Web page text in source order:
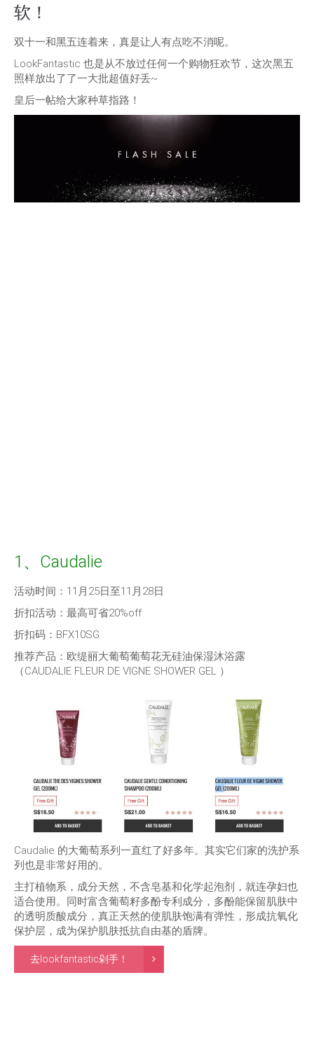
软！
双十一和黑五连着来，真是让人有点吃不消呢。
LookFantastic 也是从不放过任何一个购物狂欢节，这次黑五
照样放出了了一大批超值好丢~
皇后一帖给大家种草指路！
1、Caudalie
活动时间：11月25日至11月28日
折扣活动：最高可省20%off
折扣码：BFX10SG
推荐产品：欧缇丽大葡萄葡萄花无硅油保湿沐浴露
（CAUDALIE FLEUR DE VIGNE SHOWER GEL ）
Caudalie 的大葡萄系列一直红了好多年。其实它们家的洗护系
列也是非常好用的。
主打植物系，成分天然，不含皂基和化学起泡剂，就连孕妇也
适合使用。同时富含葡萄籽多酚专利成分，多酚能保留肌肤中
的透明质酸成分，真正天然的使肌肤饱满有弹性，形成抗氧化
保护层，成为保护肌肤抵抗自由基的盾牌。
去lookfantastic剁手！